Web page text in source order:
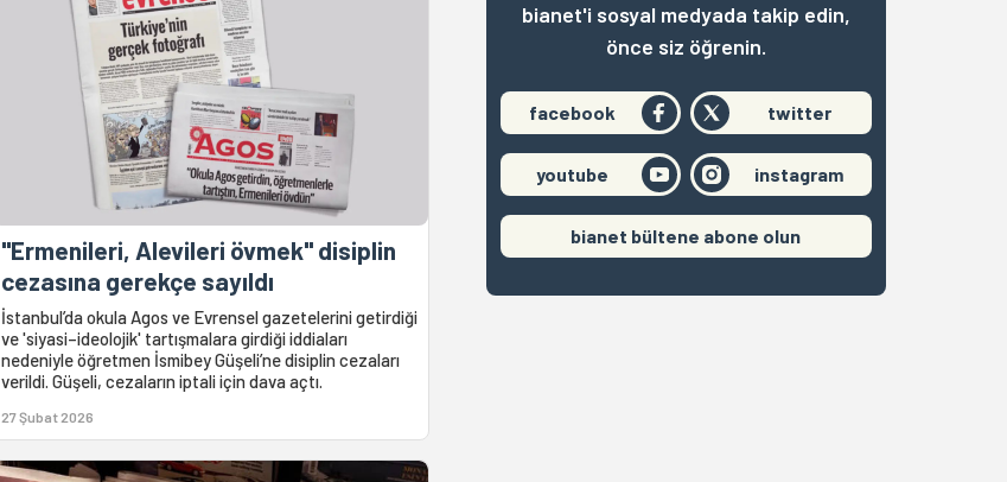
"Ermenileri, Alevileri övmek" disiplin
cezasına gerekçe sayıldı
İstanbul’da okula Agos ve Evrensel gazetelerini getirdiği
ve 'siyasi–ideolojik' tartışmalara girdiği iddiaları
nedeniyle öğretmen İsmibey Güşeli’ne disiplin cezaları
verildi. Güşeli, cezaların iptali için dava açtı.
27 Şubat 2026
bianet'i sosyal medyada takip edin,
önce siz öğrenin.
facebook twitter
youtube instagram
bianet bültene abone olun